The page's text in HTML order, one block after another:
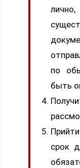
по
быть
срок